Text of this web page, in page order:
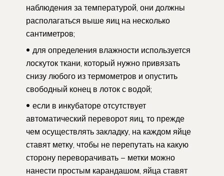
наблюдения за температурой, они должны
располагаться выше яиц на несколько
сантиметров;
для определения влажности используется
лоскуток ткани, который нужно привязать
снизу любого из термометров и опустить
свободный конец в лоток с водой;
если в инкубаторе отсутствует
автоматический переворот яиц, то прежде
чем осуществлять закладку, на каждом яйце
ставят метку, чтобы не перепутать на какую
сторону переворачивать − метки можно
нанести простым карандашом, яйца ставят